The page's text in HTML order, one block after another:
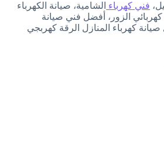
فني كهرباء الشامية، صيانة الكهرباء
الزور، أفضل فني صيانة
صيانة كهرباء المنازل الرقة كهربجي